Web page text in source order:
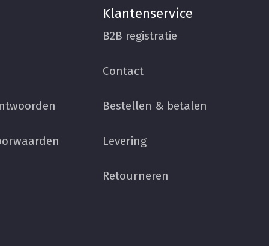
Klantenservice
B2B registratie
Contact
Bestellen & betalen
Levering
Retourneren